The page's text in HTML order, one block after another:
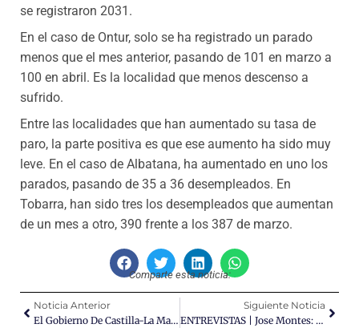
se registraron 2031.
En el caso de Ontur, solo se ha registrado un parado
menos que el mes anterior, pasando de 101 en marzo a
100 en abril. Es la localidad que menos descenso a
sufrido.
Entre las localidades que han aumentado su tasa de
paro, la parte positiva es que ese aumento ha sido muy
leve. En el caso de Albatana, ha aumentado en uno los
parados, pasando de 35 a 36 desempleados. En
Tobarra, han sido tres los desempleados que aumentan
de un mes a otro, 390 frente a los 387 de marzo.
Comparte esta noticia:
Noticia Anterior
El Gobierno De Castilla-La Mancha Invertirá 1,3 Millones De Euros En Arreglar La CM-313 En Hellín Y Tobarra
Siguiente Noticia
ENTREVISTAS | Jose Montes: “Fuente-Álamo Es Un Pueblo Con Alma, Donde Se Vive Tranquilo, Sin Prisas, Pero No Está Dormido: Está Muy Vivo”